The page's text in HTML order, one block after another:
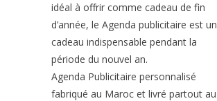
idéal à offrir comme cadeau de fin
d’année, le Agenda publicitaire est un
cadeau indispensable pendant la
période du nouvel an.
Agenda Publicitaire personnalisé
fabriqué au Maroc et livré partout au